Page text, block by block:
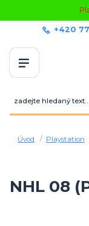
+420
Úvod Playstation
NHL 08